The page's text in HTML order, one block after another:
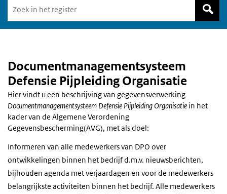
in
het
Documentmanagementsysteem
Defensie Pijpleiding Organisatie
Hier vindt u een beschrijving van gegevensverwerking
Documentmanagementsysteem Defensie Pijpleiding Organisatie in het
kader van de Algemene Verordening
Gegevensbescherming(AVG), met als doel:
Informeren van alle medewerkers van DPO over
ontwikkelingen binnen het bedrijf d.m.v. nieuwsberichten,
bijhouden agenda met verjaardagen en voor de medewerkers
belangrijkste activiteiten binnen het bedrijf. Alle medewerkers